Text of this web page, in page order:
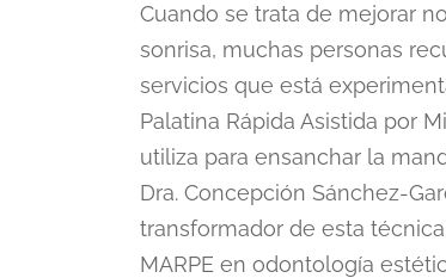
Cuando se trata de mejorar
sonrisa, muchas personas
servicios que está
Palatina Rápida Asistida por
utiliza para ensanchar la
Dra. Concepción Sánchez-
transformador de esta
MARPE en odontología